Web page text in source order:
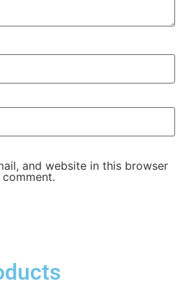
and website in this browser